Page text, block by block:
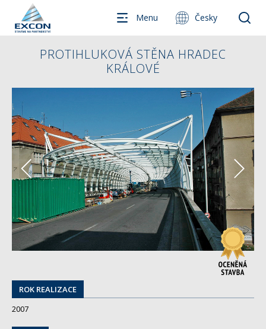
Menu Česky
PROTIHLUKOVÁ STĚNA HRADEC
KRÁLOVÉ
ROK REALIZACE
2007